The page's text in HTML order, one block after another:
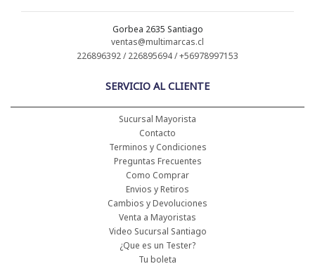
Gorbea 2635 Santiago
ventas@multimarcas.cl
226896392 / 226895694 / +56978997153
SERVICIO AL CLIENTE
Sucursal Mayorista
Contacto
Terminos y Condiciones
Preguntas Frecuentes
Como Comprar
Envios y Retiros
Cambios y Devoluciones
Venta a Mayoristas
Video Sucursal Santiago
¿Que es un Tester?
Tu boleta